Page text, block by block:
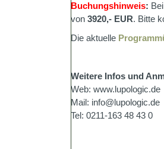
Buchungshinweis:
von 3920,- EUR. Bitte
Die aktuelle
Weitere Infos und
Web: www.lupologic.de
Mail: info@lupologic.de
Tel: 0211-163 48 43 0